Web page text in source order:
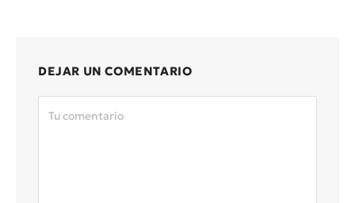
DEJAR UN COMENTARIO